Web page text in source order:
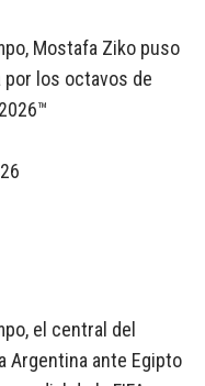
Mostafa Ziko puso
por los octavos de
el central del
Argentina ante Egipto